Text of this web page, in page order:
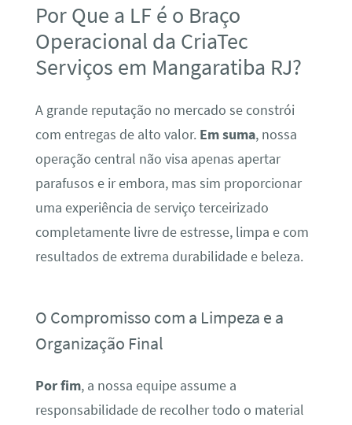
Por Que a LF é o Braço
Operacional da CriaTec
Serviços em Mangaratiba RJ?
A grande reputação no mercado se constrói
com entregas de alto valor. Em suma, nossa
operação central não visa apenas apertar
parafusos e ir embora, mas sim proporcionar
uma experiência de serviço terceirizado
completamente livre de estresse, limpa e com
resultados de extrema durabilidade e beleza.
O Compromisso com a Limpeza e a
Organização Final
Por fim, a nossa equipe assume a
responsabilidade de recolher todo o material